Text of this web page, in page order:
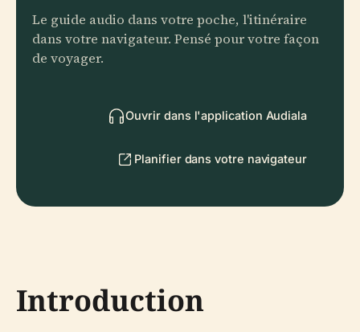
Le guide audio dans votre poche, l'itinéraire
dans votre navigateur. Pensé pour votre façon
de voyager.
Ouvrir dans l'application Audiala
Planifier dans votre navigateur
Introduction